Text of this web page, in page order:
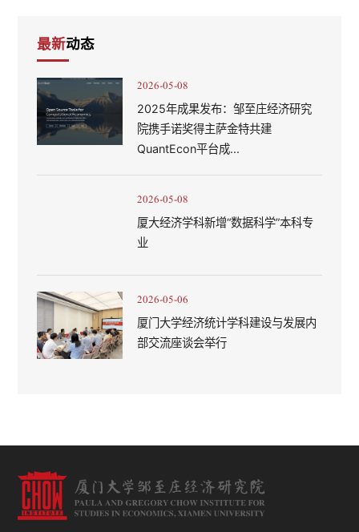
最新动态
2026-05-08
2025年成果发布：邹至庄经济研究
院携手诺奖得主萨金特共建
QuantEcon平台成...
2026-05-08
厦大经济学科新增“数据科学”本科专
业
2026-05-06
厦门大学经济统计学科建设与发展内
部交流座谈会举行